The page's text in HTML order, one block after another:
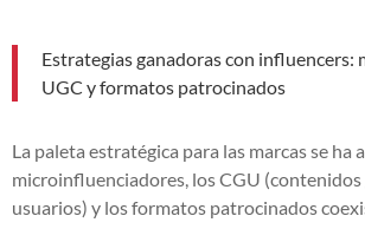
Estrategias ganadoras con influencers:
UGC y formatos patrocinados
La paleta estratégica para las marcas se ha
microinfluenciadores, los CGU
usuarios) y los formatos patrocinados